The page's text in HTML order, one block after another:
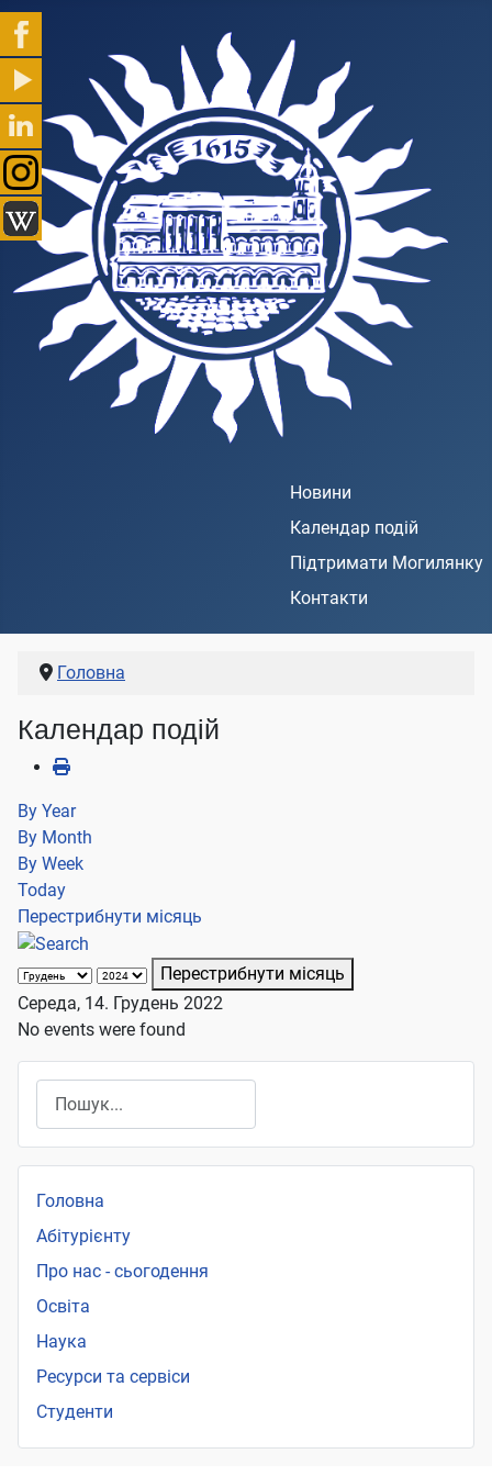
Новини
Календар подій
Підтримати Могилянку
Контакти
Головна
Календар подій
By Year
By Month
By Week
Today
Перестрибнути місяць
Перестрибнути місяць
Середа, 14. Грудень 2022
No events were found
Головна
Абітурієнту
Про нас - сьогодення
Освіта
Наука
Ресурси та сервіси
Студенти